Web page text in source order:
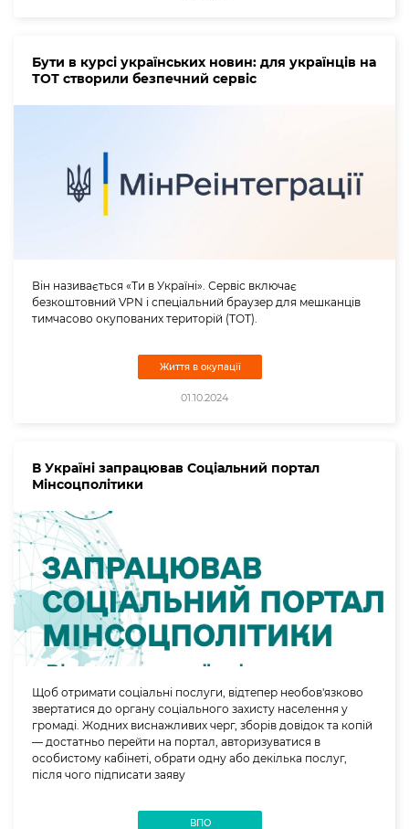
Бути в курсі українських новин: для українців на
ТОТ створили безпечний сервіс
Він називається «Ти в Україні». Сервіс включає
безкоштовний VPN і спеціальний браузер для мешканців
тимчасово окупованих територій (ТОТ).
Життя в окупації
01.10.2024
В Україні запрацював Соціальний портал
Мінсоцполітики
Щоб отримати соціальні послуги, відтепер необов'язково
звертатися до органу соціального захисту населення у
громаді. Жодних виснажливих черг, зборів довідок та копій
— достатньо перейти на портал, авторизуватися в
особистому кабінеті, обрати одну або декілька послуг,
після чого підписати заяву
ВПО